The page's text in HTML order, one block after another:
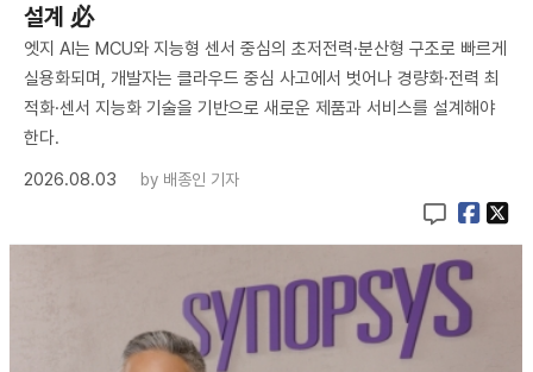
설계 必
엣지 AI는 MCU와 지능형 센서 중심의 초저전력·분산형 구조로 빠르게
실용화되며, 개발자는 클라우드 중심 사고에서 벗어나 경량화·전력 최
적화·센서 지능화 기술을 기반으로 새로운 제품과 서비스를 설계해야
한다.
2026.08.03
by 배종인 기자